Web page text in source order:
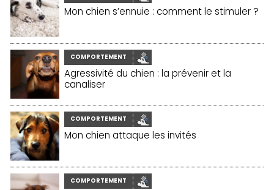
Mon chien s’ennuie : comment le stimuler ?
COMPORTEMENT
Agressivité du chien : la prévenir et la
canaliser
COMPORTEMENT
Mon chien attaque les invités
COMPORTEMENT